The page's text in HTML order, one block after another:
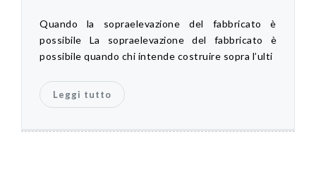
Quando la sopraelevazione del fabbricato è
possibile La sopraelevazione del fabbricato è
possibile quando chi intende costruire sopra l’ulti
Leggi tutto